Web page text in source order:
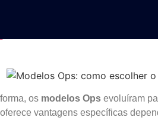
os modelos Ops evoluíram
vantagens específicas